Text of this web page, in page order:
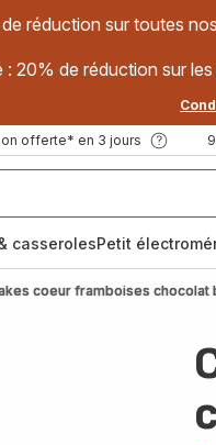
réduction sur toutes
: 20% de réduction sur
offerte* en 3 jours
casserolesPetit
coeur framboises chocolat